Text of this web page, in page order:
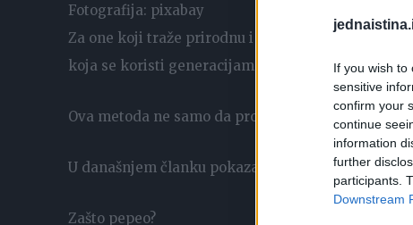
If you wish to
sensitive
confirm your
continue
information
further
participants.
Downstream
Fotografija: pixabay
Za one koji traže prirodnu i učinkovitu metodu
koja se koristi generacijama.
Ova metoda ne samo da produžuje rok trajanja
U današnjem članku pokazat ćemo vam kako
Zašto pepeo?